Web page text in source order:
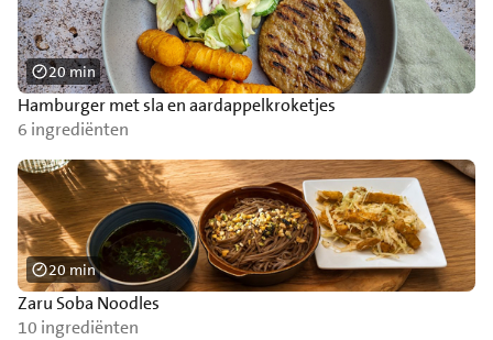
Hamburger met sla en aardappelkroketjes
6 ingrediënten
20 min
Zaru Soba Noodles
10 ingrediënten
20 min